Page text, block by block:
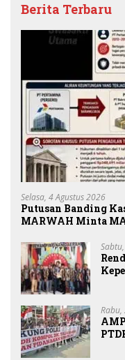
Berita Terbaru
Selasa, 4 Agustus 2026
Putusan Banding
MARWAH Minta
Rabu,